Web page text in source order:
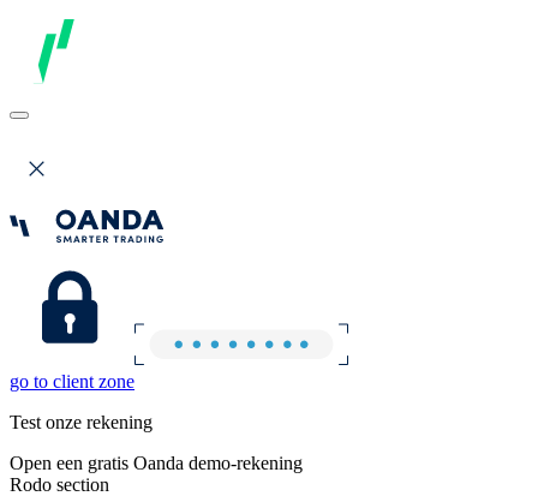
go to client zone
Test onze rekening
Open een gratis Oanda demo-rekening
Rodo section